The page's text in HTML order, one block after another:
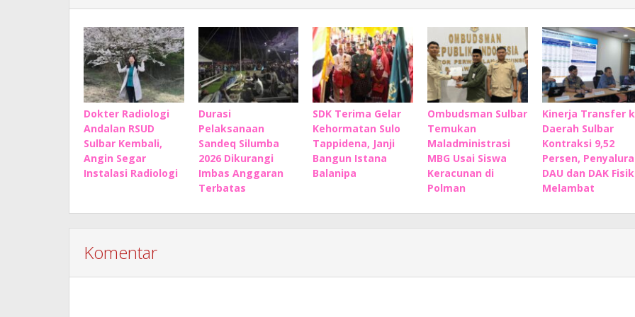
Dokter Radiologi
Andalan RSUD
Sulbar Kembali,
Angin Segar
Instalasi Radiologi
Durasi
Pelaksanaan
Sandeq Silumba
2026 Dikurangi
Imbas Anggaran
Terbatas
SDK Terima Gelar
Kehormatan Sulo
Tappidena, Janji
Bangun Istana
Balanipa
Ombudsman Sulbar
Temukan
Maladministrasi
MBG Usai Siswa
Keracunan di
Polman
Kinerja Transfer
Daerah Sulbar
Kontraksi 9,52
Persen,
DAU dan DAK Fisik
Melambat
Komentar